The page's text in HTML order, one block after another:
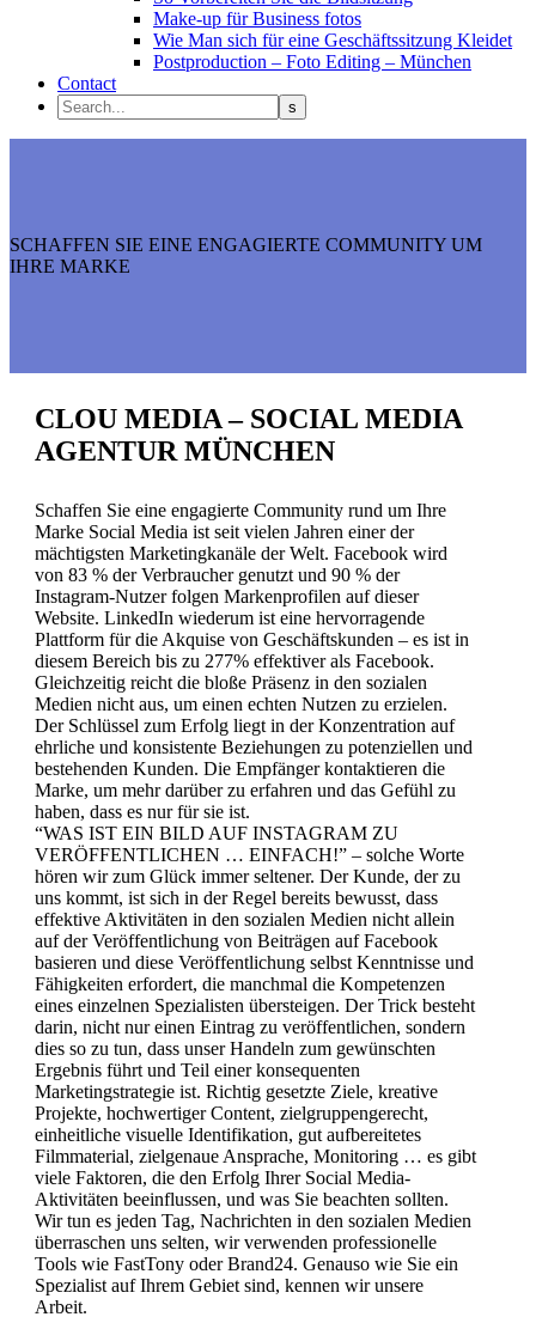
Make-up für Business fotos
Wie Man sich für eine Geschäftssitzung Kleidet
Postproduction – Foto Editing – München
Contact
SCHAFFEN SIE EINE ENGAGIERTE COMMUNITY UM
IHRE MARKE
CLOU MEDIA – SOCIAL MEDIA
AGENTUR MÜNCHEN
Schaffen Sie eine engagierte Community rund um Ihre
Marke Social Media ist seit vielen Jahren einer der
mächtigsten Marketingkanäle der Welt. Facebook wird
von 83 % der Verbraucher genutzt und 90 % der
Instagram-Nutzer folgen Markenprofilen auf dieser
Website. LinkedIn wiederum ist eine hervorragende
Plattform für die Akquise von Geschäftskunden – es ist in
diesem Bereich bis zu 277% effektiver als Facebook.
Gleichzeitig reicht die bloße Präsenz in den sozialen
Medien nicht aus, um einen echten Nutzen zu erzielen.
Der Schlüssel zum Erfolg liegt in der Konzentration auf
ehrliche und konsistente Beziehungen zu potenziellen und
bestehenden Kunden. Die Empfänger kontaktieren die
Marke, um mehr darüber zu erfahren und das Gefühl zu
haben, dass es nur für sie ist.
“WAS IST EIN BILD AUF INSTAGRAM ZU
VERÖFFENTLICHEN … EINFACH!” – solche Worte
hören wir zum Glück immer seltener. Der Kunde, der zu
uns kommt, ist sich in der Regel bereits bewusst, dass
effektive Aktivitäten in den sozialen Medien nicht allein
auf der Veröffentlichung von Beiträgen auf Facebook
basieren und diese Veröffentlichung selbst Kenntnisse und
Fähigkeiten erfordert, die manchmal die Kompetenzen
eines einzelnen Spezialisten übersteigen. Der Trick besteht
darin, nicht nur einen Eintrag zu veröffentlichen, sondern
dies so zu tun, dass unser Handeln zum gewünschten
Ergebnis führt und Teil einer konsequenten
Marketingstrategie ist. Richtig gesetzte Ziele, kreative
Projekte, hochwertiger Content, zielgruppengerecht,
einheitliche visuelle Identifikation, gut aufbereitetes
Filmmaterial, zielgenaue Ansprache, Monitoring … es gibt
viele Faktoren, die den Erfolg Ihrer Social Media-
Aktivitäten beeinflussen, und was Sie beachten sollten.
Wir tun es jeden Tag, Nachrichten in den sozialen Medien
überraschen uns selten, wir verwenden professionelle
Tools wie FastTony oder Brand24. Genauso wie Sie ein
Spezialist auf Ihrem Gebiet sind, kennen wir unsere
Arbeit.